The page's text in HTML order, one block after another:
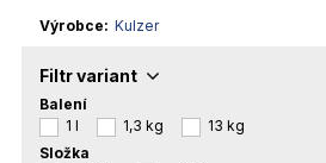
Výrobce Kulzer
Filtr variant
Balení
1 l
1,3 kg
13 kg
Složka